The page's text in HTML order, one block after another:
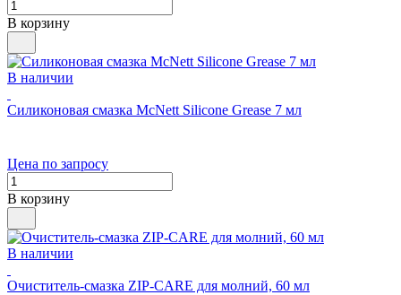
В корзину
В наличии
Силиконовая смазка McNett Silicone Grease 7 мл
Цена по запросу
В корзину
В наличии
Очиститель-смазка ZIP-CARE для молний, 60 мл